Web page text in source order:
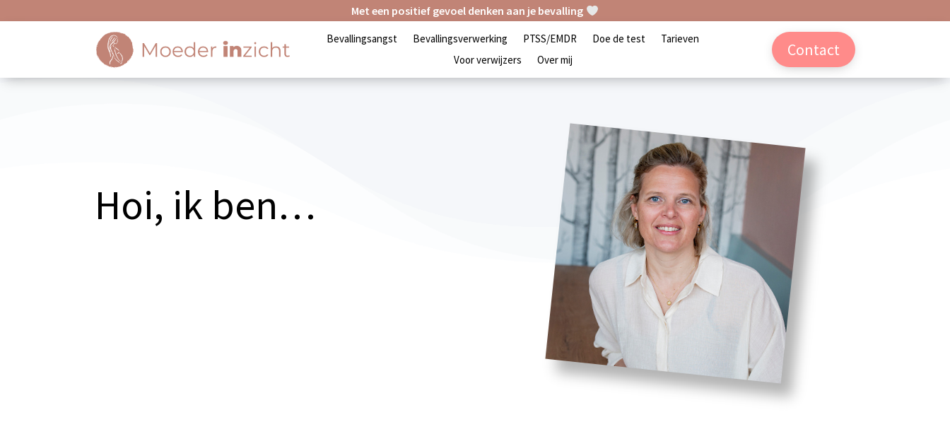
Met een positief gevoel denken aan je bevalling
Bevallingsangst Bevallingsverwerking PTSS/EMDR Doe de test
Tarieven
Voor verwijzers
Over mij
Contact
Hoi, ik ben…